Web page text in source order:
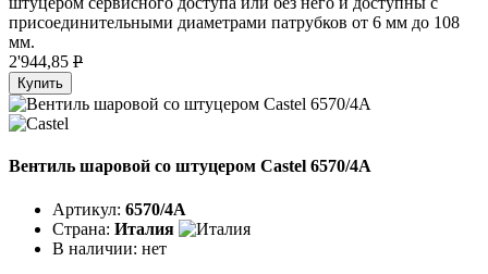
присоединительными диаметрами патрубков от 6 мм до 108
мм.
2'944,85 P
Купить
Вентиль шаровой со штуцером Castel 6570/4A
Артикул: 6570/4A
Страна: Италия
В наличии: нет